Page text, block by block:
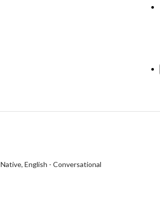
Native English - Conversational